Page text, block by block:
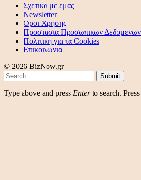
Σχετικα με εμας
Newsletter
Οροι Χρησης
Προστασια Προσωπικων Δεδομενων
Πολιτικη για τα Cookies
Επικοινωνια
© 2026 BizNow.gr
Submit
Type above and press Enterto search. Press